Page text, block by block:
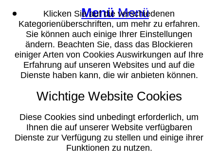
Menü Menü
Klicken Sie auf die verschiedenen
Kategorienüberschriften, um mehr zu erfahren.
Sie können auch einige Ihrer Einstellungen
ändern. Beachten Sie, dass das Blockieren
einiger Arten von Cookies Auswirkungen auf Ihre
Erfahrung auf unseren Websites und auf die
Dienste haben kann, die wir anbieten können.
Wichtige Website Cookies
Diese Cookies sind unbedingt erforderlich, um
Ihnen die auf unserer Website verfügbaren
Dienste zur Verfügung zu stellen und einige ihrer
Funktionen zu nutzen.